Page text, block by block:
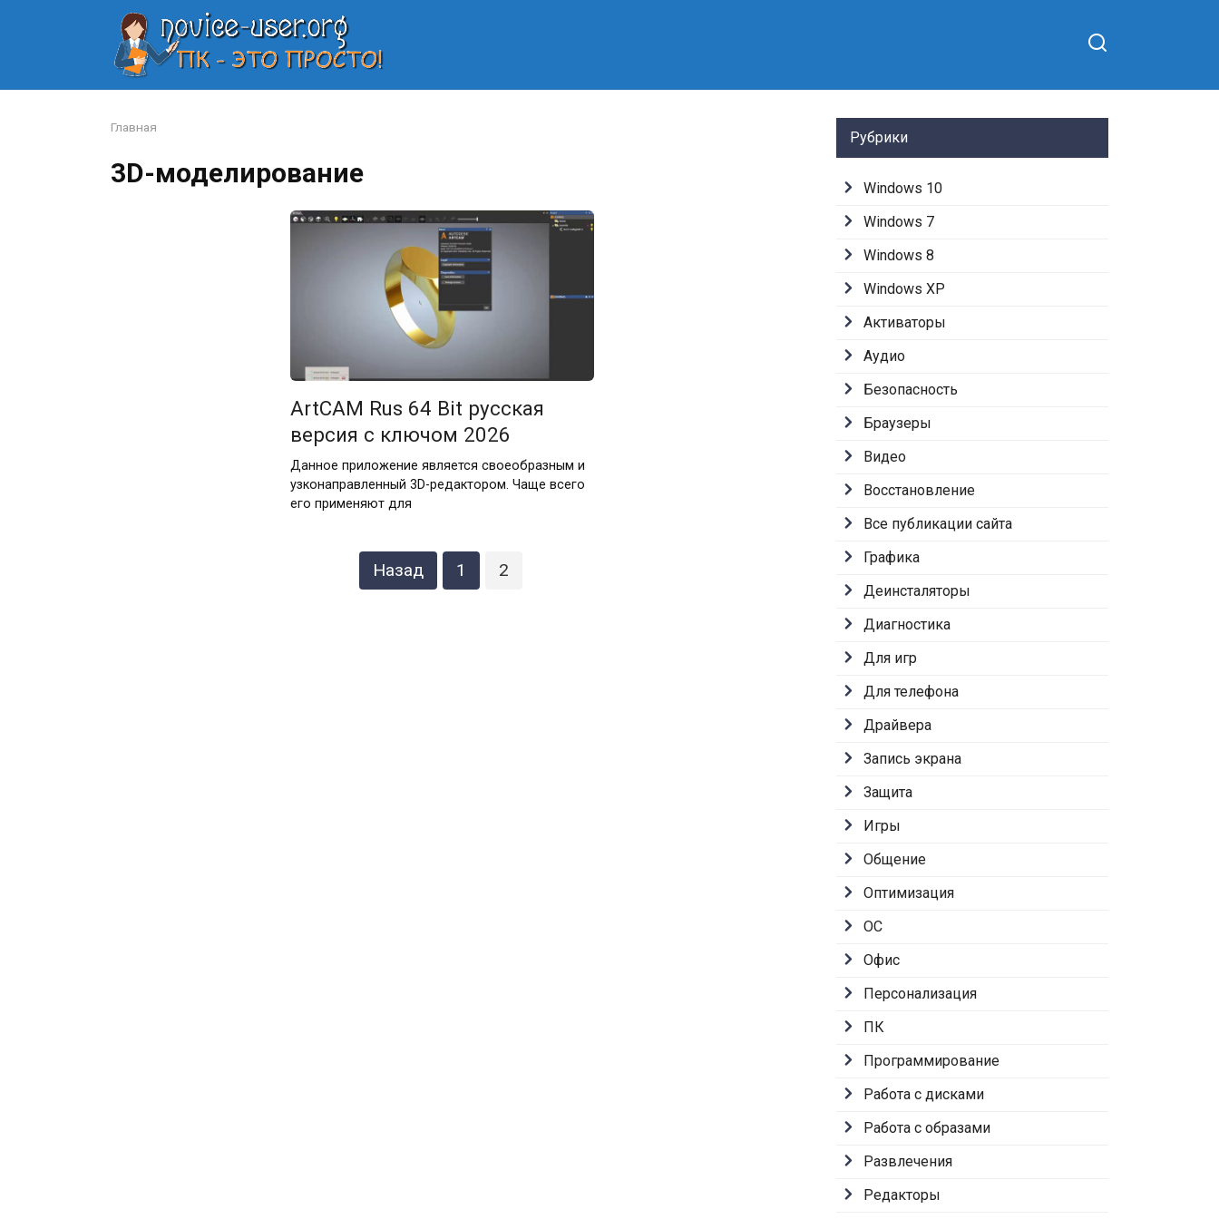
Главная
3D-моделирование
ArtCAM Rus 64 Bit русская
версия c ключом 2026
Данное приложение является своеобразным и
узконаправленный 3D-редактором. Чаще всего
его применяют для
Назад 1 2
Рубрики
Windows 10
Windows 7
Windows 8
Windows XP
Активаторы
Аудио
Безопасность
Браузеры
Видео
Восстановление
Все публикации сайта
Графика
Деинсталяторы
Диагностика
Для игр
Для телефона
Драйвера
Запись экрана
Защита
Игры
Общение
Оптимизация
ОС
Офис
Персонализация
ПК
Программирование
Работа с дисками
Работа с образами
Развлечения
Редакторы